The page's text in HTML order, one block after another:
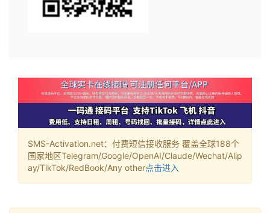
SMS-Activation.net：付费短信接收服务 覆盖全球188个
国家地区Telegram/Google/OpenAI/Claude/Wechat/Alip
ay/TikTok/RedBook/Any other点击进入